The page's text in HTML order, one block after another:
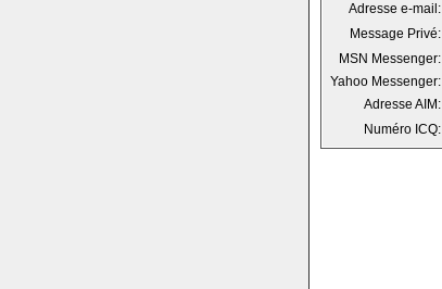
Adresse e-mail:
Message Privé:
MSN Messenger:
Yahoo Messenger:
Adresse AIM:
Numéro ICQ: